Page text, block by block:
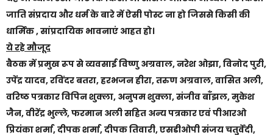
जाति संप्रदाय और धर्म के बारे में ऐसी पोस्ट ना हो जिससे किसी की
धार्मिक , सांप्रदायिक भावनाएं आहत हो।
ये रहे मौजूद
बैठक में प्रमुख रूप से व्यवसाई विष्णु अग्रवाल, नरेश ओझा, विनोद पुरी,
उपेंद्र यादव, रविंदर बतरा, हरभजन हीरा, तरुण अग्रवाल, वासित अली,
वरिष्ठ पत्रकार विपिन शुक्ला, अनुपम शुक्ला, संजीव बाँझल, मुकेश
जैन, वीरेंद्र भुल्ले, फरमान अली सहित अन्य पत्रकार एवं पीआरओ
प्रियंका शर्मा, दीपक शर्मा, दीपक तिवारी, एसडीओपी संजय चतुर्वेदी,